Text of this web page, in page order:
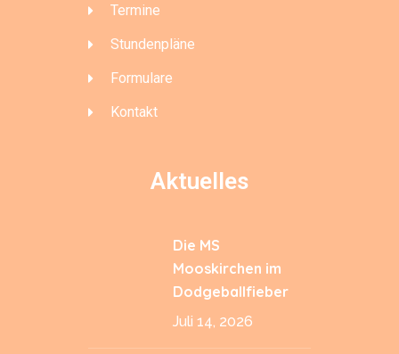
Termine
Stundenpläne
Formulare
Kontakt
Aktuelles
Die MS
Mooskirchen im
Dodgeballfieber
Juli 14, 2026